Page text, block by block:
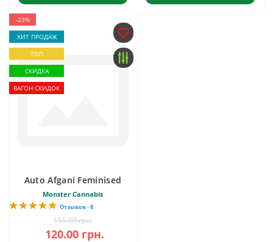
-23%
ХИТ ПРОДАЖ
ТОП
СКИДКА
ВАГОН СКИДОК
Auto Afgani Feminised
Monster Cannabis
Отзывов - 8
155.00 грн.
120.00 грн.